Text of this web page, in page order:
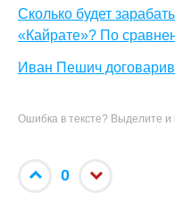
Сколько будет
«Кайрате»? По
Иван Пешич
Ошибка в тексте? Выделите
0